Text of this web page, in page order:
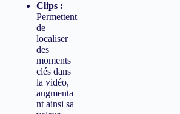
Clips :
Permettent
de
localiser
des
moments
clés dans
la vidéo,
augmenta
nt ainsi sa